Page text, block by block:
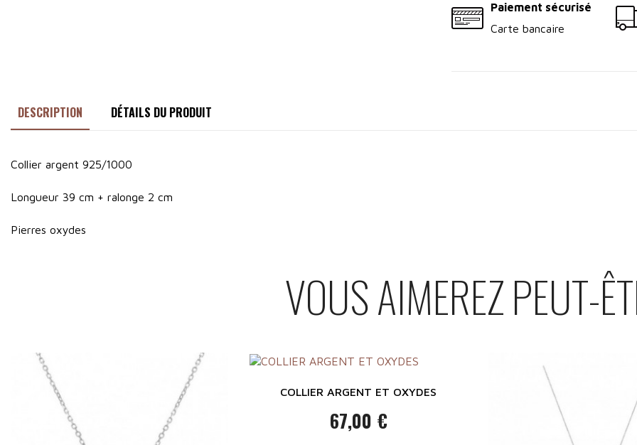
Paiement sécurisé
Carte bancaire
DESCRIPTION DÉTAILS DU PRODUIT
Collier argent 925/1000
Longueur 39 cm + ralonge 2 cm
Pierres oxydes
VOUS AIMEREZ PEUT-
COLLIER ARGENT ET OXYDES
Prix
67,00 €